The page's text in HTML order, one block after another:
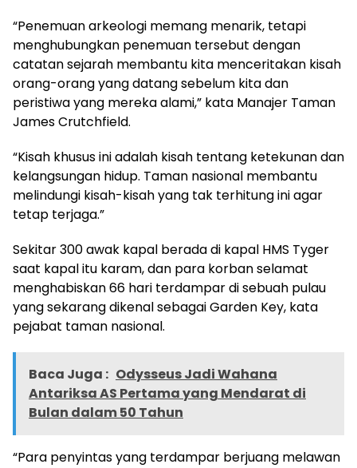
“Penemuan arkeologi memang menarik, tetapi
menghubungkan penemuan tersebut dengan
catatan sejarah membantu kita menceritakan kisah
orang-orang yang datang sebelum kita dan
peristiwa yang mereka alami,” kata Manajer Taman
James Crutchfield.
“Kisah khusus ini adalah kisah tentang ketekunan dan
kelangsungan hidup. Taman nasional membantu
melindungi kisah-kisah yang tak terhitung ini agar
tetap terjaga.”
Sekitar 300 awak kapal berada di kapal HMS Tyger
saat kapal itu karam, dan para korban selamat
menghabiskan 66 hari terdampar di sebuah pulau
yang sekarang dikenal sebagai Garden Key, kata
pejabat taman nasional.
Baca Juga : Odysseus Jadi Wahana
Antariksa AS Pertama yang Mendarat di
Bulan dalam 50 Tahun
“Para penyintas yang terdampar berjuang melawan